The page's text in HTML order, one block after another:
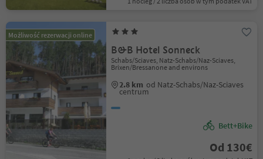
Możliwość rezerwacji online
B&B Hotel Sonneck
Schabs/Sciaves, Natz-Schabs/Naz-Sciaves,
Brixen/Bressanone and environs
2.8 km od Natz-Schabs/Naz-Sciaves
centrum
Bett+Bike
Od 130€